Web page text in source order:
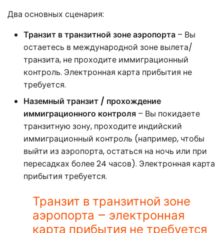
Два основных сценария:
Транзит в транзитной зоне аэропорта – Вы
остаетесь в международной зоне вылета/
транзита, не проходите иммиграционный
контроль. Электронная карта прибытия не
требуется.
Наземный транзит / прохождение
иммиграционного контроля – Вы покидаете
транзитную зону, проходите индийский
иммиграционный контроль (например, чтобы
выйти из аэропорта, остаться на ночь или при
пересадках более 24 часов). Электронная карта
прибытия требуется.
Транзит в транзитной зоне
аэропорта – электронная
карта прибытия не требуется